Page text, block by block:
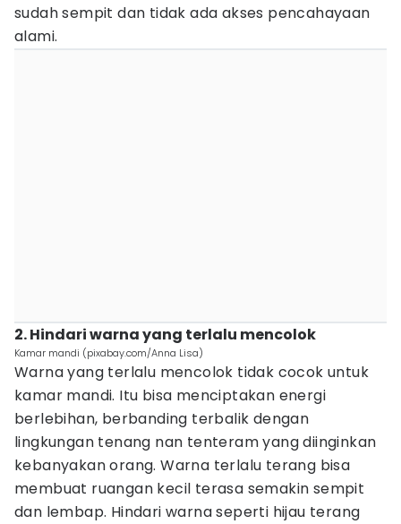
sudah sempit dan tidak ada akses pencahayaan
alami.
2. Hindari warna yang terlalu mencolok
Kamar mandi (pixabay.com/Anna Lisa)
Warna yang terlalu mencolok tidak cocok untuk
kamar mandi. Itu bisa menciptakan energi
berlebihan, berbanding terbalik dengan
lingkungan tenang nan tenteram yang diinginkan
kebanyakan orang. Warna terlalu terang bisa
membuat ruangan kecil terasa semakin sempit
dan lembap. Hindari warna seperti hijau terang